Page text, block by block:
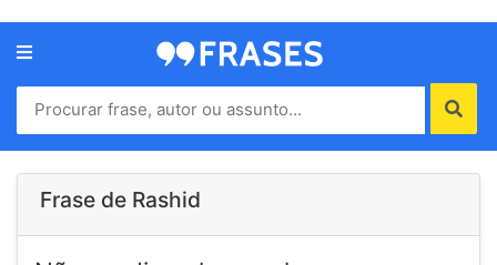
Menu
Home
Autores
Frase de Rashid